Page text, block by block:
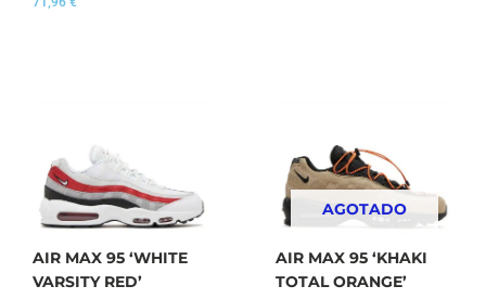
AIR MAX 95 ‘WHITE
VARSITY RED’
AGOTADO
AIR MAX 95 ‘KHAKI
TOTAL ORANGE’